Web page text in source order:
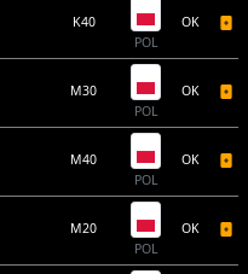
K40
POL
OK
M30
POL
OK
M40
POL
OK
M20
POL
OK